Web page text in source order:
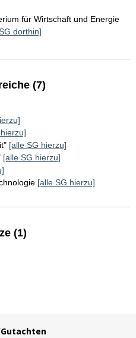
für Wirtschaft und Energie
dorthin]
(7)
[alle SG hierzu]
[alle SG hierzu]
[alle SG hierzu]
(1)